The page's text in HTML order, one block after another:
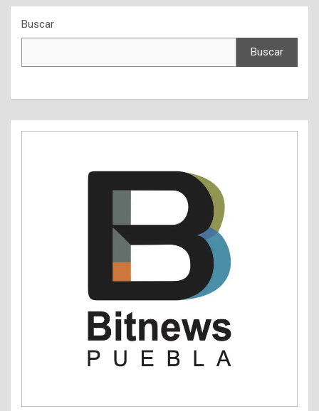
Buscar
Buscar